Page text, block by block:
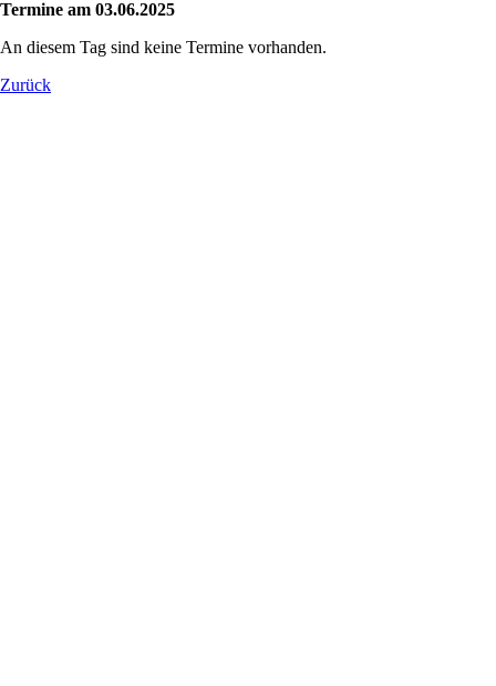
Termine am 03.06.2025
An diesem Tag sind keine Termine vorhanden.
Zurück